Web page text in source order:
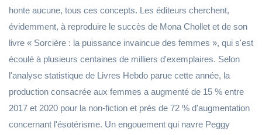
honte aucune, tous ces concepts. Les éditeurs cherchent,
évidemment, à reproduire le succès de Mona Chollet et de son
livre « Sorcière : la puissance invaincue des femmes », qui s'est
écoulé à plusieurs centaines de milliers d'exemplaires. Selon
l'analyse statistique de Livres Hebdo parue cette année, la
production consacrée aux femmes a augmenté de 15 % entre
2017 et 2020 pour la non-fiction et près de 72 % d'augmentation
concernant l'ésotérisme. Un engouement qui navre Peggy